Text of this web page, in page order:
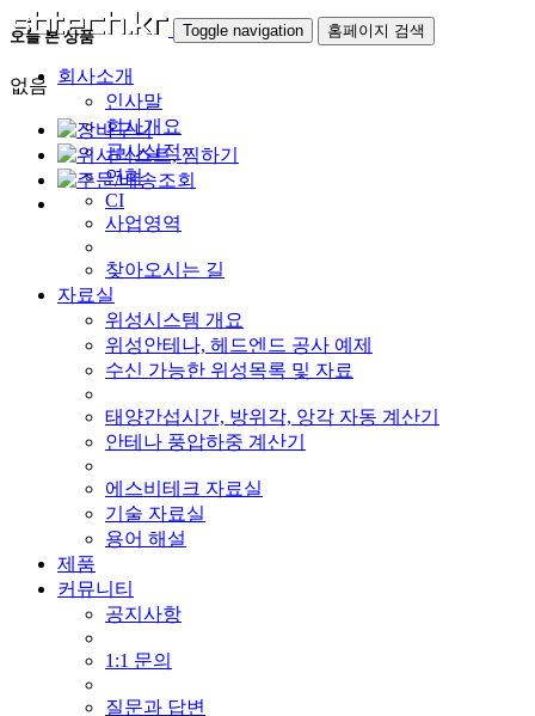
Toggle navigation 홈페이지 검색
회사소개
인사말
회사개요
공사실적
연혁
CI
사업영역
찾아오시는 길
자료실
위성시스템 개요
위성안테나, 헤드엔드 공사 예제
수신 가능한 위성목록 및 자료
태양간섭시간, 방위각, 앙각 자동 계산기
안테나 풍압하중 계산기
에스비테크 자료실
기술 자료실
용어 해설
제품
커뮤니티
공지사항
1:1 문의
질문과 답변
오늘 본 상품
없음